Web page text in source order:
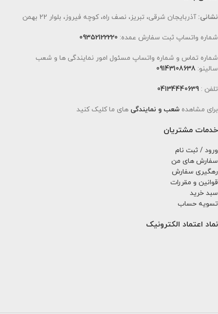
نشانی: آذربایجان شرقی، تبریز، نصف راه، کوچه فیروز، بلوار 22 بهمن
شماره واتساپ ثبت سفارش عمده: 09352122220
شماره تماس و شماره واتساپ مسئول امور نمایندگی ها و شعب
سالینو: 09143108638
تلفن : 04134440639
برای مشاهده شعب و نمایندگی های ما کلیک کنید
خدمات مشتریان
ورود / ثبت نام
سفارش های من
رهگیری سفارش
قوانین و مقررات
سبد خرید
تسویه حساب
نماد اعتماد الکترونیک